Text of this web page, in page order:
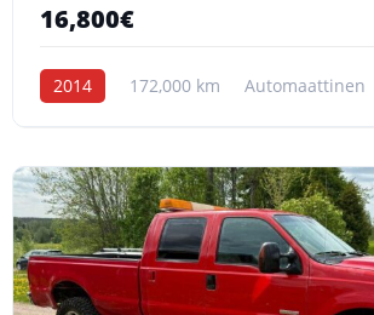
16,800€
2014 172,000 km Automaattinen